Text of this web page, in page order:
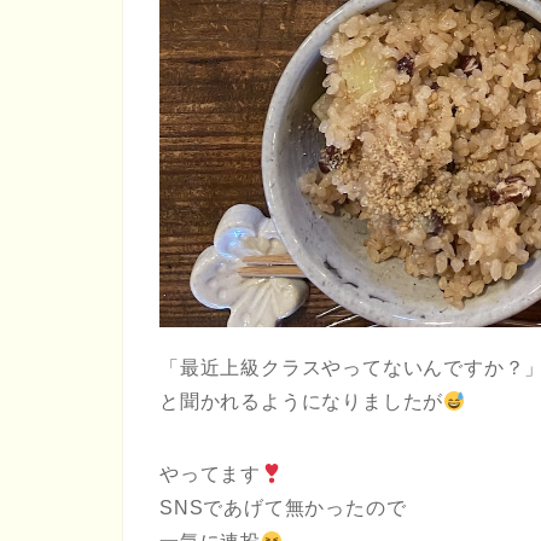
「最近上級クラスやってないんですか？
と聞かれるようになりましたが
やってます
SNSであげて無かったので